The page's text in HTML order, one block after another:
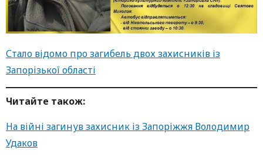
Стало відомо про загибель двох захисників із
Запорізької області
Читайте також:
На війні загинув захисник із Запоріжжя Володимир
Удаков